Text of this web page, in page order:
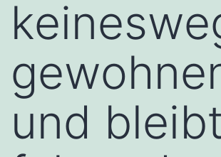
und bleibt